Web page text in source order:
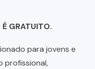
É GRATUITO.
para jovens e
profissional,